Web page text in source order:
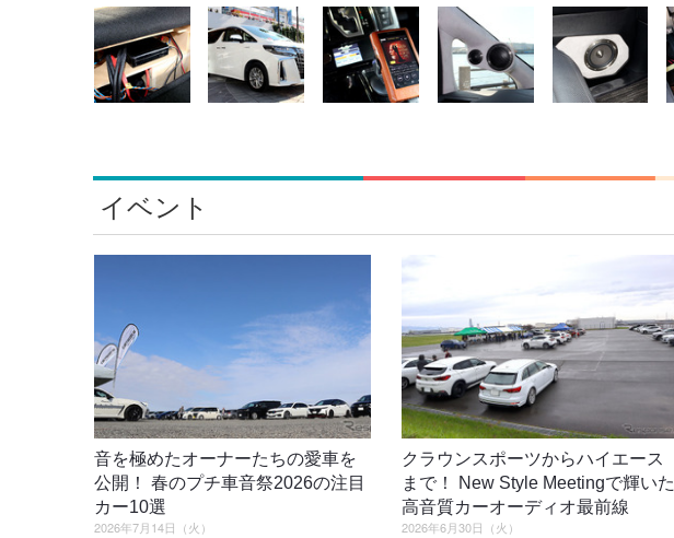
イベント
音を極めたオーナーたちの愛車を
公開！ 春のプチ車音祭2026の注目
カー10選
2026年7月14日（火）
クラウンスポーツからハイエース
まで！ New Style Meetingで輝いた
高音質カーオーディオ最前線
2026年6月30日（火）